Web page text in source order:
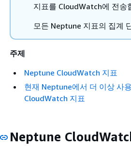
지표를 CloudWatch에 전송
모든 Neptune 지표의 집계
주제
Neptune CloudWatch 지표
현재 Neptune에서 더 이상 사
CloudWatch 지표
Neptune